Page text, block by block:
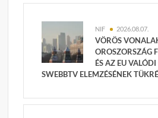
NIF 2026.08.07.
VÖRÖS
OROSZORSZÁG
ÉS AZ EU
SWEBBTV ELEMZÉSÉNEK